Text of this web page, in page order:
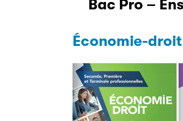
Bac Pro –
Économie-droit